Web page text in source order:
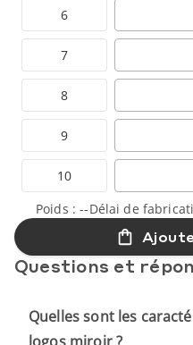
6
7
8
9
10
Poids :--Délai de
Questions et
Quelles sont les